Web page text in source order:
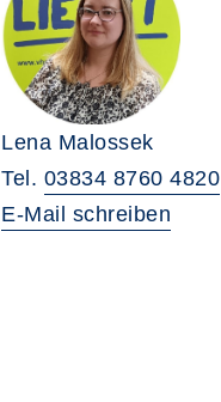
Lena Malossek
Tel. 03834 8760 4820
E-Mail schreiben